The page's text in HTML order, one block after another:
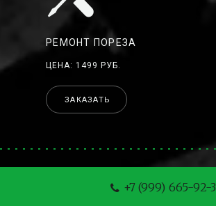
РЕМОНТ ПОРЕЗА
ЦЕНА: 1499 РУБ.
ЗАКАЗАТЬ
+7 (999) 665-92-